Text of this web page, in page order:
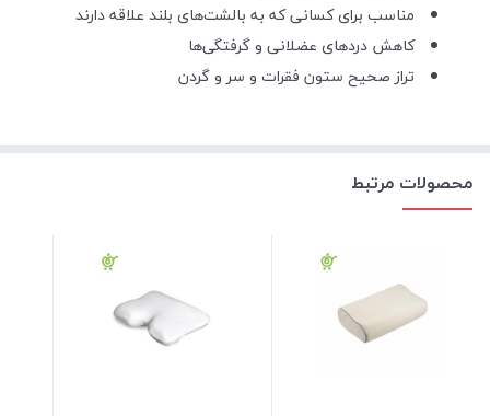
مناسب برای کسانی که به بالشت‌های بلند علاقه دارند
کاهش دردهای عضلانی و گرفتگی‌ها
تراز صحیح ستون فقرات و سر و گردن
محصولات مرتبط